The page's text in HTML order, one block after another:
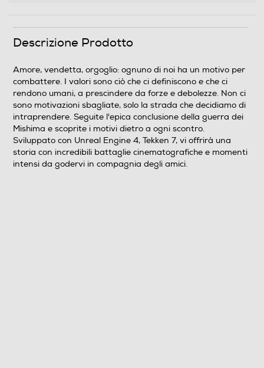
Descrizione Prodotto
Amore, vendetta, orgoglio: ognuno di noi ha un motivo per
combattere. I valori sono ciò che ci definiscono e che ci
rendono umani, a prescindere da forze e debolezze. Non ci
sono motivazioni sbagliate, solo la strada che decidiamo di
intraprendere. Seguite l'epica conclusione della guerra dei
Mishima e scoprite i motivi dietro a ogni scontro.
Sviluppato con Unreal Engine 4, Tekken 7, vi offrirà una
storia con incredibili battaglie cinematografiche e momenti
intensi da godervi in compagnia degli amici.